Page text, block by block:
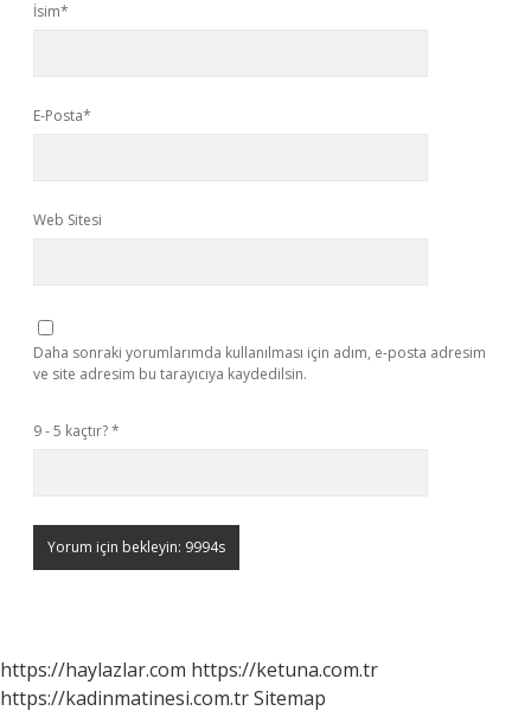
İsim*
E-Posta*
Web Sitesi
Daha sonraki yorumlarımda kullanılması için adım, e-posta adresim
ve site adresim bu tarayıcıya kaydedilsin.
9 - 5 kaçtır?*
https://haylazlar.com https://ketuna.com.tr
https://kadinmatinesi.com.trSitemap